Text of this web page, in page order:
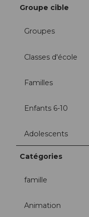
Groupe cible
Groupes
Classes d'école
Familles
Enfants 6-10
Adolescents
Catégories
famille
Animation